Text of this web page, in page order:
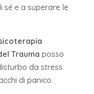
sé e a superare le
Trauma posso
da stress
di panico.